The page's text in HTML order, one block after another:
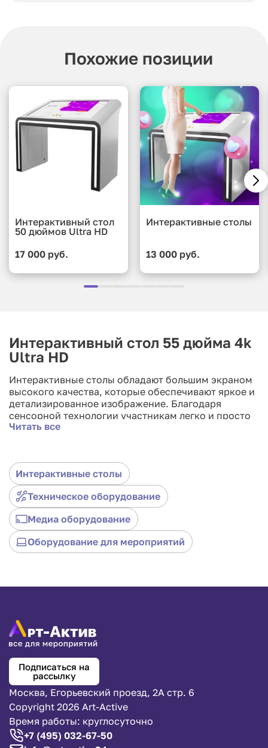
Похожие позиции
Интерактивный стол
50 дюймов Ultra HD
17 000 руб.
Интерактивные столы
13 000 руб.
Интерактивный стол 55 дюйма 4k
Ultra HD
Интерактивные столы обладают большим экраном
высокого качества, которые обеспечивают яркое и
детализированное изображение. Благодаря
сенсорной технологии участникам легко и просто
взаимодействовать с содержимым на экране.
многое другое. Будьте уверены, что ваше
мероприятие будет привлекательным и
запоминающимся с помощью этого
высококачественного интерактивного стола!
Читать все
Интерактивные столы
Техническое оборудование
Медиа оборудование
Оборудование для мероприятий
Подписаться на
рассылку
Москва, Егорьевский проезд, 2А стр. 6
Copyright 2026 Art-Active
Время работы: круглосуточно
+7 (495) 032-67-50